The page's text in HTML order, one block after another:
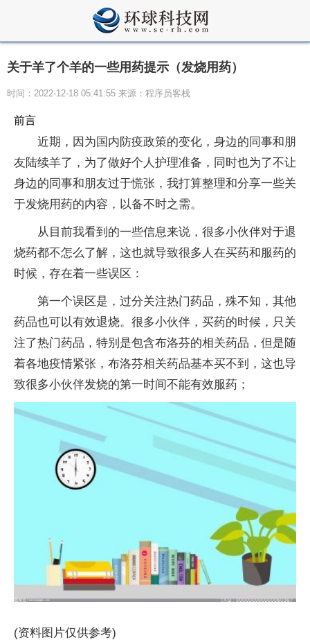
关于羊了个羊的一些用药提示（发烧用药）
时间：2022-12-18 05:41:55 来源：程序员客栈
前言
近期，因为国内防疫政策的变化，身边的同事和朋
友陆续羊了，为了做好个人护理准备，同时也为了不让
身边的同事和朋友过于慌张，我打算整理和分享一些关
于发烧用药的内容，以备不时之需。
从目前我看到的一些信息来说，很多小伙伴对于退
烧药都不怎么了解，这也就导致很多人在买药和服药的
时候，存在着一些误区：
第一个误区是，过分关注热门药品，殊不知，其他
药品也可以有效退烧。很多小伙伴，买药的时候，只关
注了热门药品，特别是包含布洛芬的相关药品，但是随
着各地疫情紧张，布洛芬相关药品基本买不到，这也导
致很多小伙伴发烧的第一时间不能有效服药；
(资料图片仅供参考)